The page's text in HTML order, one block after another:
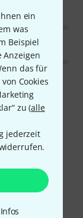
ein
was
Beispiel
Anzeigen
das für
Cookies
zu (alle
jederzeit